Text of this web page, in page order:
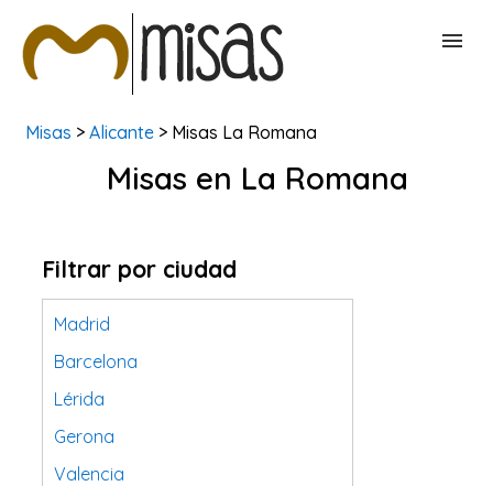
BUSCAR MISAS
Misas > Alicante > Misas La Romana
Misas en La Romana
Filtrar por ciudad
Madrid
Barcelona
Lérida
Gerona
Valencia